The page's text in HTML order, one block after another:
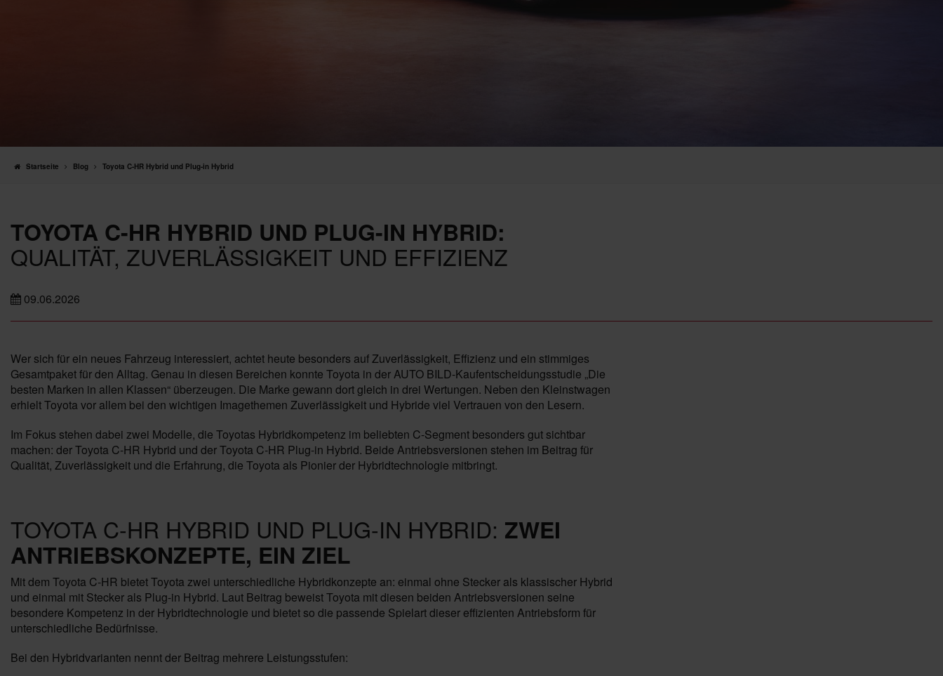
Startseite Blog Toyota C-HR Hybrid und Plug-in Hybrid
TOYOTA C-HR HYBRID UND PLUG-IN HYBRID:
QUALITÄT, ZUVERLÄSSIGKEIT UND EFFIZIENZ
09.06.2026
Wer sich für ein neues Fahrzeug interessiert, achtet heute besonders auf Zuverlässigkeit, Effizienz und ein stimmiges
Gesamtpaket für den Alltag. Genau in diesen Bereichen konnte Toyota in der AUTO BILD-Kaufentscheidungsstudie „Die
besten Marken in allen Klassen“ überzeugen. Die Marke gewann dort gleich in drei Wertungen. Neben den Kleinstwagen
erhielt Toyota vor allem bei den wichtigen Imagethemen Zuverlässigkeit und Hybride viel Vertrauen von den Lesern.
Im Fokus stehen dabei zwei Modelle, die Toyotas Hybridkompetenz im beliebten C-Segment besonders gut sichtbar
machen: der Toyota C-HR Hybrid und der Toyota C-HR Plug-in Hybrid. Beide Antriebsversionen stehen im Beitrag für
Qualität, Zuverlässigkeit und die Erfahrung, die Toyota als Pionier der Hybridtechnologie mitbringt.
TOYOTA C-HR HYBRID UND PLUG-IN HYBRID: ZWEI
ANTRIEBSKONZEPTE, EIN ZIEL
Mit dem Toyota C-HR bietet Toyota zwei unterschiedliche Hybridkonzepte an: einmal ohne Stecker als klassischer Hybrid
und einmal mit Stecker als Plug-in Hybrid. Laut Beitrag beweist Toyota mit diesen beiden Antriebsversionen seine
besondere Kompetenz in der Hybridtechnologie und bietet so die passende Spielart dieser effizienten Antriebsform für
unterschiedliche Bedürfnisse.
Bei den Hybridvarianten nennt der Beitrag mehrere Leistungsstufen: